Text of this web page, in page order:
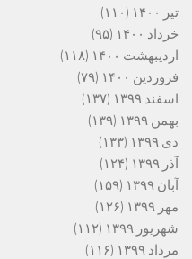
تیر ۱۴۰۰
(۱۱۰)
خرداد ۱۴۰۰
(۹۵)
اردیبهشت ۱۴۰۰
(۱۱۸)
فروردین ۱۴۰۰
(۷۹)
اسفند ۱۳۹۹
(۱۳۷)
بهمن ۱۳۹۹
(۱۳۹)
دی ۱۳۹۹
(۱۳۳)
آذر ۱۳۹۹
(۱۲۴)
آبان ۱۳۹۹
(۱۵۹)
مهر ۱۳۹۹
(۱۲۶)
شهریور ۱۳۹۹
(۱۱۲)
مرداد ۱۳۹۹
(۱۱۶)